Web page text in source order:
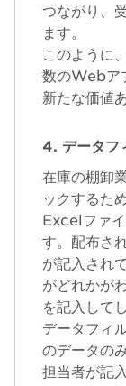
つながり、
ます。
このように
数のWebア
新たな価値
4. データフ
在庫の棚卸
ックするた
Excelファ
す。配布さ
が記入され
がどれかが
を記入して
データフィ
のデータの
担当者が記